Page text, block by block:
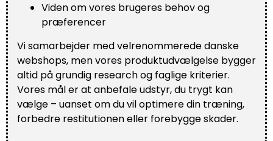
Viden om vores brugeres behov og
præferencer
Vi samarbejder med velrenommerede danske
webshops, men vores produktudvælgelse bygger
altid på grundig research og faglige kriterier.
Vores mål er at anbefale udstyr, du trygt kan
vælge – uanset om du vil optimere din træning,
forbedre restitutionen eller forebygge skader.